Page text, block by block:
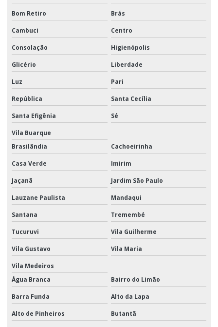
Corrente g8 elo
Corrente inoxidavel
Correntes galvanizadas
Elos de ligação
Empresa de cinta de poliéster
Empresa de cinta de poliéster para amarração
Empresa de cinta de poliéster para carga
Empresa de conjunto de amarração
Empresa de conjunto de amarração de cargas
Esticador de cabo de aço
Esticador leve
Fábrica de cinta de poliéster
Fábrica de cinta de poliéster para amarração
Fábrica de cinta de poliéster para carga
Fábrica de conjunto de amarração
Bom Retiro Brás
Cambuci Centro
Consolação Higienópolis
Glicério Liberdade
Luz Pari
República Santa Cecília
Santa Efigênia Sé
Vila Buarque
Brasilândia
Cachoeirinha
Casa Verde Imirim
Jaçanã Jardim São Paulo
Lauzane Paulista Mandaqui
Santana Tremembé
Tucuruvi Vila Guilherme
Vila Gustavo Vila Maria
Vila Medeiros
Água Branca
Bairro do Limão
Barra Funda Alto da Lapa
Alto de Pinheiros Butantã